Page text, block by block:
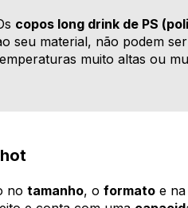
copos long drink de PS
seu material, não podem
muito altas ou
no tamanho, o formato e na